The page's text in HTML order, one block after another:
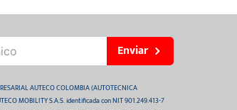
Enviar
AUTECO COLOMBIA (AUTOTECNICA
MOBILITY S.A.S. identificada con NIT 901.249.413-7